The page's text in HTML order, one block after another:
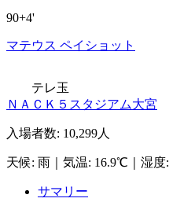
90+4'
マテウス ペイショット
テレ玉
ＮＡＣＫ５スタジアム大宮
入場者数: 10,299人
天候: 雨 気温: 16.9℃ 湿度:
サマリー